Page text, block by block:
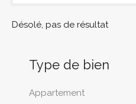
Désolé, pas de résultat
Type de bien
Appartement